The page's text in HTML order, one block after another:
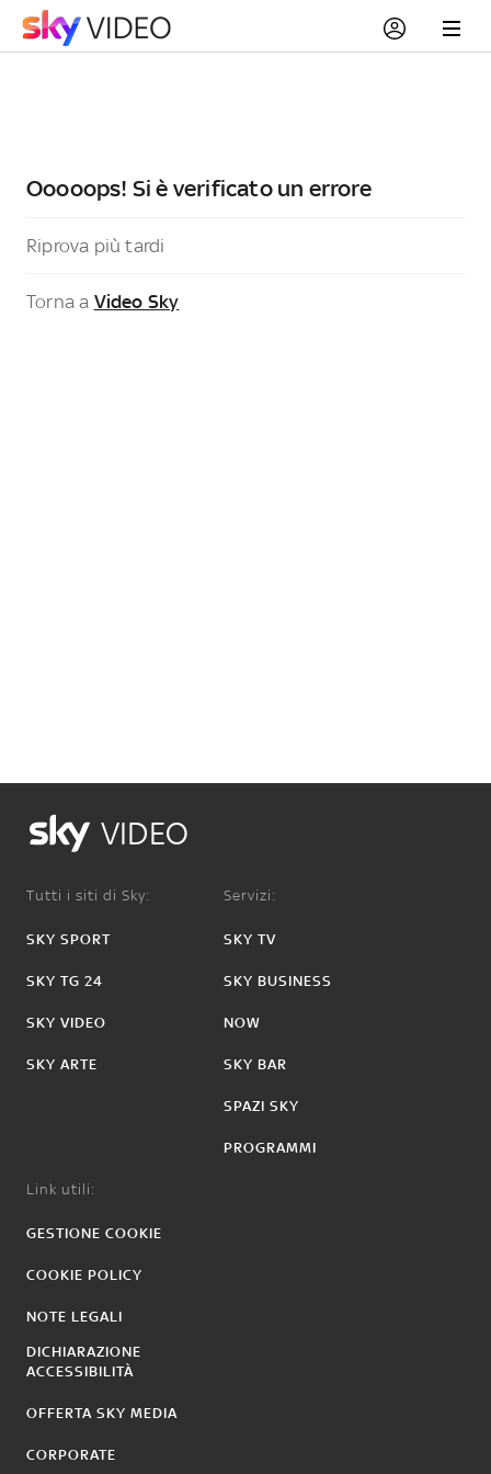
Ooooops! Si è verificato un errore
Riprova più tardi
Torna a Video Sky
VIDEO
Tutti i siti di Sky:
SKY SPORT
SKY TG 24
SKY VIDEO
SKY ARTE
Servizi:
SKY TV
SKY BUSINESS
NOW
SKY BAR
SPAZI SKY
PROGRAMMI
Link utili:
GESTIONE COOKIE
COOKIE POLICY
NOTE LEGALI
DICHIARAZIONE
ACCESSIBILITÀ
OFFERTA SKY MEDIA
CORPORATE